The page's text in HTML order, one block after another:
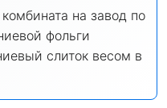
на завод по
фольги
слиток весом в